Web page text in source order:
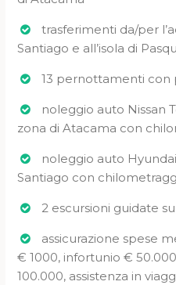
trasferimenti da/per
Santiago e all’isola di
13 pernottamenti con
noleggio auto Nissan
zona di Atacama con
noleggio auto
Santiago con
2 escursioni guidate
assicurazione spese
€ 1000, infortunio €
100.000, assistenza in